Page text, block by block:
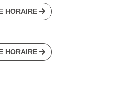
HORAIRE
HORAIRE